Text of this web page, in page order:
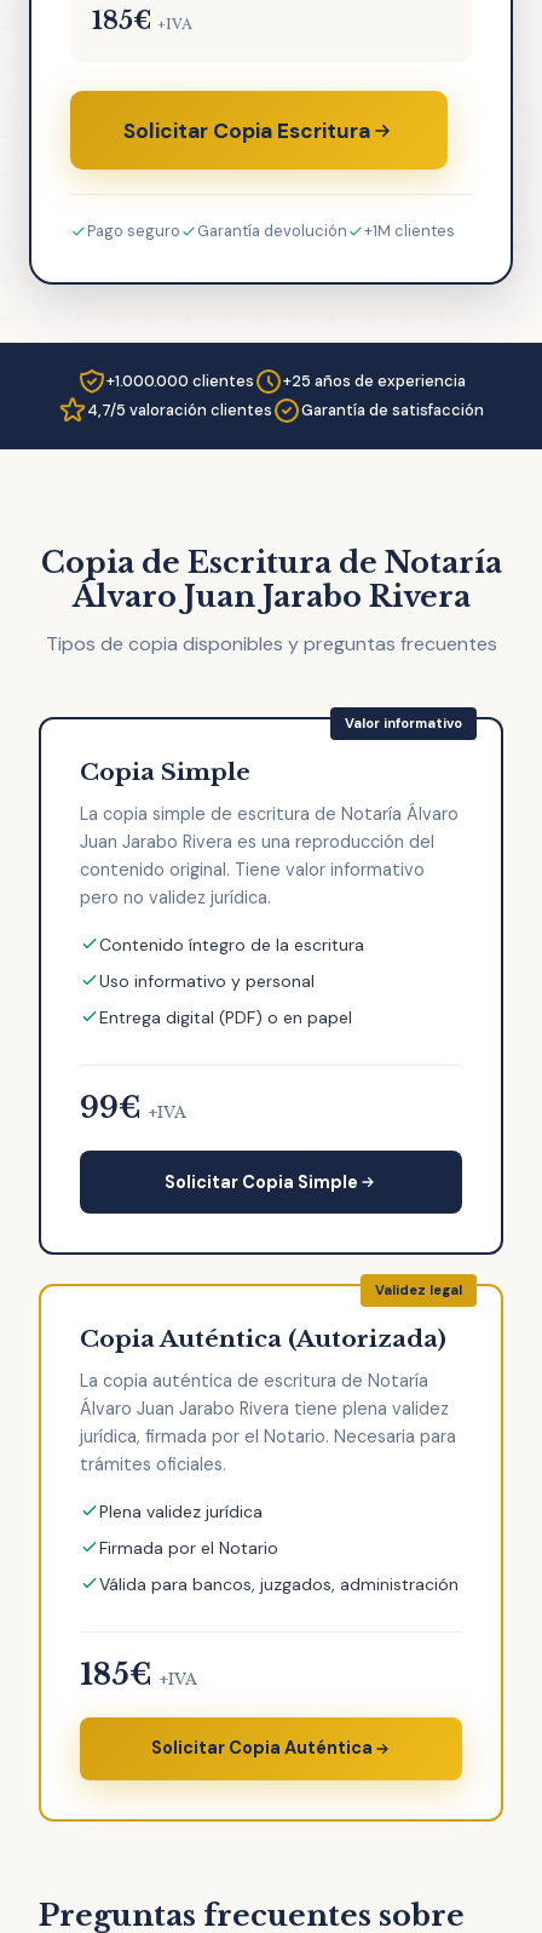
185€ +IVA
Solicitar Copia Escritura
Pago seguro Garantía devolución +1M clientes
+1.000.000 clientes
+25 años de experiencia
4,7/5 valoración clientes
Garantía de satisfacción
Copia de Escritura de Notaría
Álvaro Juan Jarabo Rivera
Tipos de copia disponibles y preguntas frecuentes
Copia Simple
La copia simple de escritura de Notaría Álvaro
Juan Jarabo Rivera es una reproducción del
contenido original. Tiene valor informativo
pero no validez jurídica.
Contenido íntegro de la escritura
Uso informativo y personal
Entrega digital (PDF) o en papel
99€ +IVA
Solicitar Copia Simple
Copia Auténtica (Autorizada)
La copia auténtica de escritura de Notaría
Álvaro Juan Jarabo Rivera tiene plena validez
jurídica, firmada por el Notario. Necesaria para
trámites oficiales.
Plena validez jurídica
Firmada por el Notario
Válida para bancos, juzgados, administración
185€ +IVA
Solicitar Copia Auténtica
Preguntas frecuentes sobre